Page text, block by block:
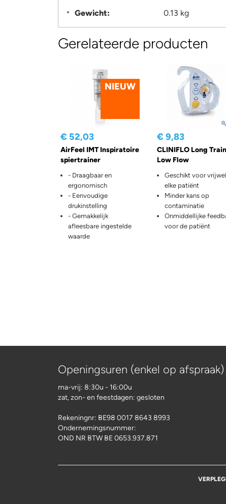
Gewicht: 0.13 kg
Gerelateerde producten
NIEUW
€ 52,03
AirFeel IMT Inspiratoire
spiertrainer
- Draagbaar en
ergonomisch
- Eenvoudige
drukinstelling
- Gemakkelijk
afleesbare ingestelde
waarde
€ 9,83
CLINIFLO Long
Low Flow
Geschikt voor vrijwel
elke patiënt
Minder kans op
contaminatie
Onmiddellijke
voor de patiënt
Openingsuren (enkel op afspraak)
ma-vrij: 8:30u - 16:00u
zat, zon- en feestdagen: gesloten
Rekeningnr: BE98 0017 8643 8993
Ondernemingsnummer:
OND NR BTW BE 0653.937.871